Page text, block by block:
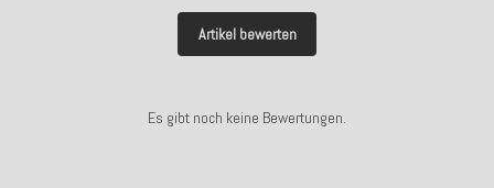
Artikel bewerten
Es gibt noch keine Bewertungen.